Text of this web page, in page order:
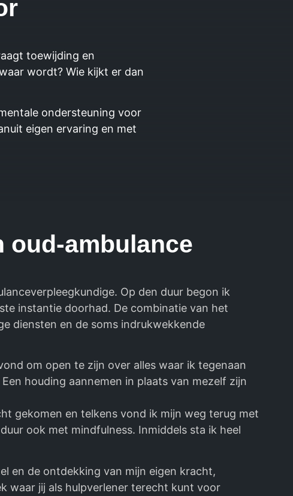
toewijding en
wordt? Wie kijkt er dan
ondersteuning voor
eigen ervaring en met
oud-ambulance
Op den duur begon ik
instantie doorhad. De combinatie van het
diensten en de soms indrukwekkende
om open te zijn over alles waar ik tegenaan
houding aannemen in plaats van mezelf zijn
gekomen en telkens vond ik mijn weg terug met
ook met mindfulness. Inmiddels sta ik heel
en de ontdekking van mijn eigen kracht,
waar jij als hulpverlener terecht kunt voor